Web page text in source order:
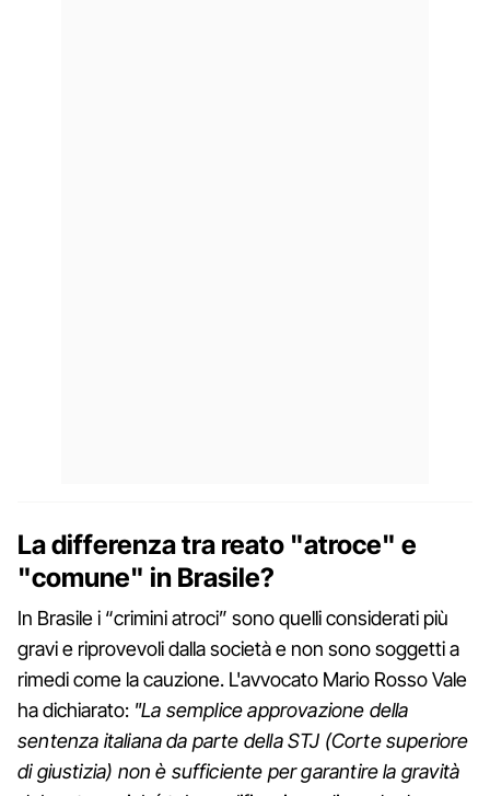
La differenza tra reato "atroce" e
"comune" in Brasile?
In Brasile i “crimini atroci” sono quelli considerati più
gravi e riprovevoli dalla società e non sono soggetti a
rimedi come la cauzione. L'avvocato Mario Rosso Vale
ha dichiarato: "La semplice approvazione della
sentenza italiana da parte della STJ (Corte superiore
di giustizia) non è sufficiente per garantire la gravità